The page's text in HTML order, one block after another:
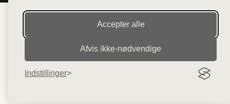
Accepter alle
Afvis ikke‑nødvendige
Indstillinger